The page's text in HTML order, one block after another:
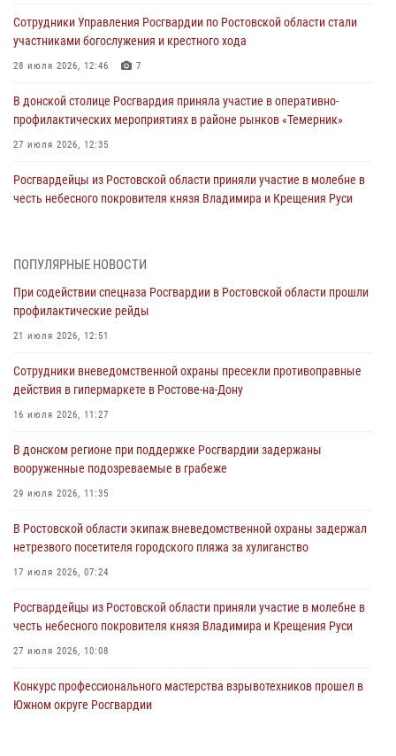
Сотрудники Управления Росгвардии по Ростовской области стали
участниками богослужения и крестного хода
28 июля 2026, 12:46 7
В донской столице Росгвардия приняла участие в оперативно-
профилактических мероприятиях в районе рынков «Темерник»
27 июля 2026, 12:35
Росгвардейцы из Ростовской области приняли участие в молебне в
честь небесного покровителя князя Владимира и Крещения Руси
При содействии спецназа Росгвардии в Ростовской области прошли
21 июля 2026, 12:51
В Ростовской области экипаж вневедомственной охраны задержал
17 июля 2026, 07:24
Сотрудники вневедомственной охраны пресекли противоправные
16 июля 2026, 11:27
Конкурс профессионального мастерства взрывотехников прошел в
ПОПУЛЯРНЫЕ НОВОСТИ
При содействии спецназа Росгвардии в Ростовской области прошли
профилактические рейды
21 июля 2026, 12:51
Сотрудники вневедомственной охраны пресекли противоправные
действия в гипермаркете в Ростове-на-Дону
16 июля 2026, 11:27
В донском регионе при поддержке Росгвардии задержаны
вооруженные подозреваемые в грабеже
29 июля 2026, 11:35
В Ростовской области экипаж вневедомственной охраны задержал
нетрезвого посетителя городского пляжа за хулиганство
17 июля 2026, 07:24
Росгвардейцы из Ростовской области приняли участие в молебне в
честь небесного покровителя князя Владимира и Крещения Руси
27 июля 2026, 10:08
Конкурс профессионального мастерства взрывотехников прошел в
Южном округе Росгвардии